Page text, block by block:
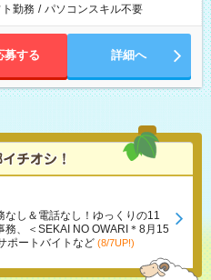
勤務 / パソコンスキル不要
募する 詳細へ
なし＆電話なし！ゆっくりの11
務、＜SEKAI NO OWARI＊8月15
ポートバイトなど (8/7UP!)